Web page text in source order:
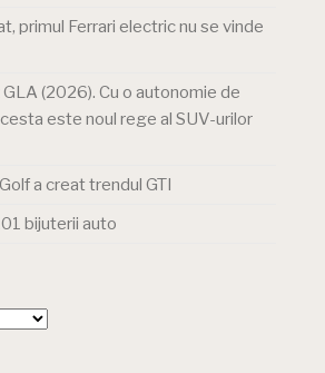
primul Ferrari electric nu se vinde
(2026). Cu o autonomie de
este noul rege al SUV-urilor
a creat trendul GTI
bijuterii auto